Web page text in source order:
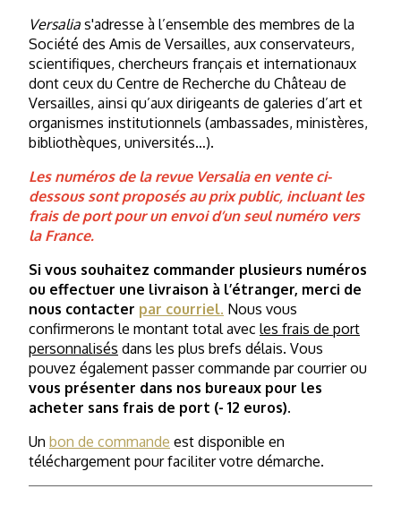
Versalia s'adresse à l’ensemble des membres de la
Société des Amis de Versailles, aux conservateurs,
scientifiques, chercheurs français et internationaux
dont ceux du Centre de Recherche du Château de
Versailles, ainsi qu’aux dirigeants de galeries d’art et
organismes institutionnels (ambassades, ministères,
bibliothèques, universités…).
Les numéros de la revue Versalia en vente ci-
dessous sont proposés au prix public, incluant les
frais de port pour un envoi d’un seul numéro vers
la France.
Si vous souhaitez commander plusieurs numéros
ou effectuer une livraison à l’étranger, merci de
nous contacter par courriel. Nous vous
confirmerons le montant total avec les frais de port
personnalisés dans les plus brefs délais. Vous
pouvez également passer commande par courrier ou
vous présenter dans nos bureaux pour les
acheter sans frais de port (- 12 euros).
Un bon de commande est disponible en
téléchargement pour faciliter votre démarche.